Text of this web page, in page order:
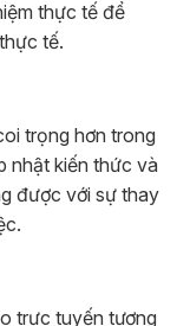
thực tế để
tế.
trọng hơn trong
nhật kiến thức và
được với sự thay
trực tuyến tương